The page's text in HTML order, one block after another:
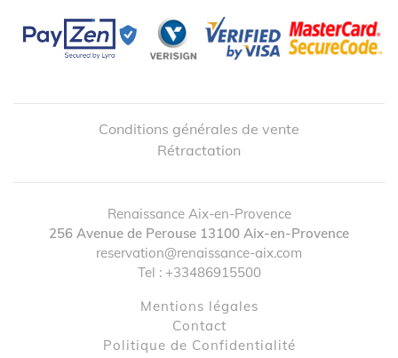
Conditions générales de vente
Rétractation
Renaissance Aix-en-Provence
256 Avenue de Perouse 13100 Aix-en-Provence
reservation@renaissance-aix.com
Tel : +33486915500
Mentions légales
contact
Politique de Confidentialité
↺